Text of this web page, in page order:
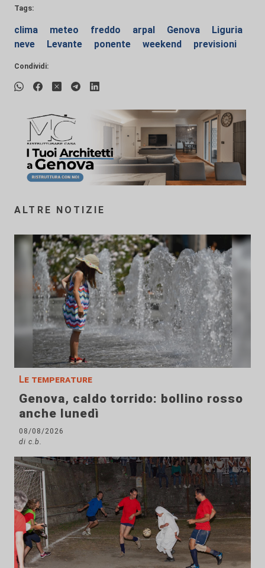
Tags:
clima meteo freddo arpal Genova
Liguria
neve
Levante ponente weekend previsioni
Condividi:
ALTRE NOTIZIE
Le temperature
Genova, caldo torrido: bollino rosso
anche lunedì
08/08/2026
di c.b.